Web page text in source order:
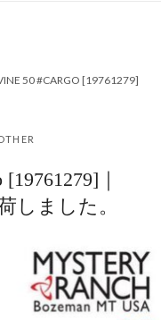
50 #CARGO [19761279]
｜
しました。